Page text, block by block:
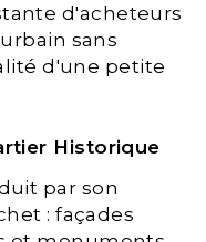
d'acheteurs
sans
d'une petite
Historique
par son
: façades